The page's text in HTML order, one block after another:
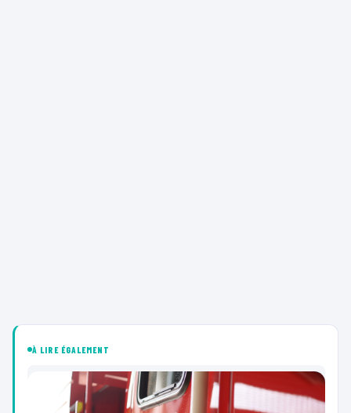
À LIRE ÉGALEMENT